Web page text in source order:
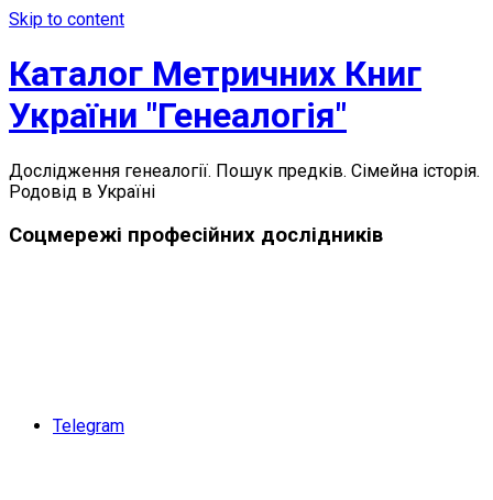
Skip to content
Каталог Метричних Книг
України "Генеалогія"
Дослідження генеалогії. Пошук предків. Сімейна історія.
Родовід в Україні
Соцмережі професійних дослідників
Telegram